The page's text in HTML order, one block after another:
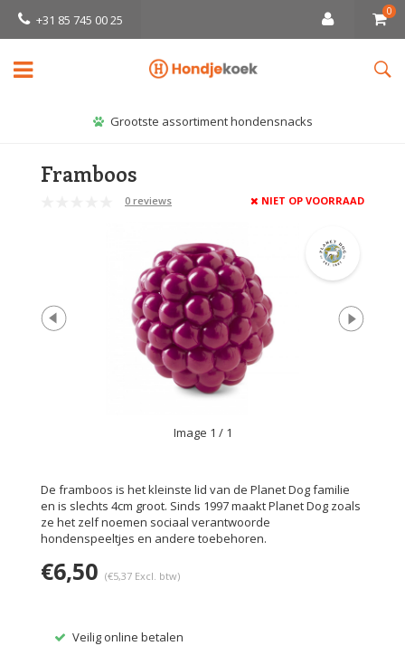
+31 85 745 00 25
0
Grootste assortiment hondensnacks
Framboos
0 reviews NIET OP VOORRAAD
Image 1 / 1
De framboos is het kleinste lid van de Planet Dog familie
en is slechts 4cm groot. Sinds 1997 maakt Planet Dog zoals
ze het zelf noemen sociaal verantwoorde
hondenspeeltjes en andere toebehoren.
€6,50 (€5,37 Excl. btw)
Veilig online betalen